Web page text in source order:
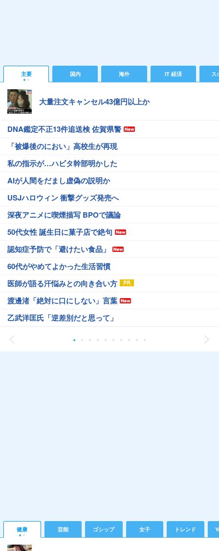
主要 国内 海外 IT 経済 ス
大量注文キャンセル43億円以上か
DNA鑑定不正13件追送検 佐賀県警
「被爆後のにおい」高校生が再現
私の指示が…ハビタ幹部明かした
AIが人間をだまし虚偽の説明か
USJハロウィン 衝撃グッズ発売へ
深夜アニメに喫煙描写 BPOで議論
50代女性 誕生日に菓子店で絶句
認知症予防で「避けたい食品」
60代がやめてよかった生活習慣
医師が語る汗悩みとの向き合い方
渡邊渚「絶対に口にしない」言葉
乙武洋匡氏「逆差別だと思って」
健康 芸能 ゴシップ 女子 トレンド